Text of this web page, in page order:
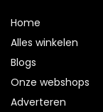
Home
Alles winkelen
Blogs
Onze webshops
Adverteren